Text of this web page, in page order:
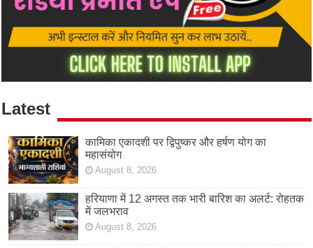
Latest
कामिका एकादशी पर द्विपुष्कर और हर्षण योग का
महासंयोग
August 8, 2026
हरियाणा में 12 अगस्त तक भारी बारिश का अलर्ट: रोहतक
में जलभराव
August 8, 2026